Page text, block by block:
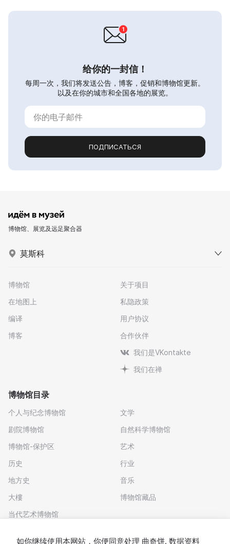
给你的一封信！
每周一次，我们将发送公告，博客，促销和博物馆更新。
以及在你的城市和全国各地的展览。
ПОДПИСАТЬСЯ
博物馆、展览及远足聚合器
莫斯科
博物馆
在地图上
编译
博客
关于项目
私隐政策
用户协议
合作伙伴
我们是VKontakte
我们在禅
博物馆目录
个人与纪念博物馆
剧院博物馆
博物馆-保护区
历史
地方史
大樓
当代艺术博物馆
文学
自然科学博物馆
艺术
行业
音乐
博物馆藏品
如你继续使用本网站，你便同意处理 曲奇饼. 数据资料